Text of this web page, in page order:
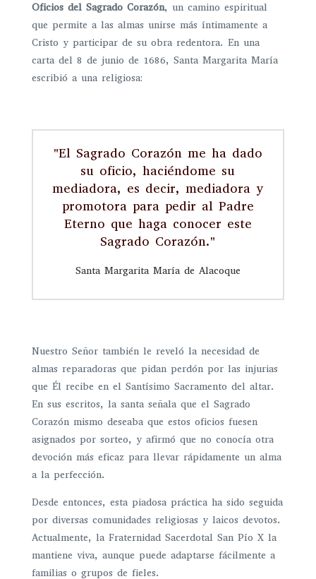
Oficios del Sagrado Corazón, un camino espiritual
que permite a las almas unirse más íntimamente a
Cristo y participar de su obra redentora. En una
carta del 8 de junio de 1686, Santa Margarita María
escribió a una religiosa:
"El Sagrado Corazón me ha dado
su oficio, haciéndome su
mediadora, es decir, mediadora y
promotora para pedir al Padre
Eterno que haga conocer este
Sagrado Corazón."
Santa Margarita María de Alacoque
Nuestro Señor también le reveló la necesidad de
almas reparadoras que pidan perdón por las injurias
que Él recibe en el Santísimo Sacramento del altar.
En sus escritos, la santa señala que el Sagrado
Corazón mismo deseaba que estos oficios fuesen
asignados por sorteo, y afirmó que no conocía otra
devoción más eficaz para llevar rápidamente un alma
a la perfección.
Desde entonces, esta piadosa práctica ha sido seguida
por diversas comunidades religiosas y laicos devotos.
Actualmente, la Fraternidad Sacerdotal San Pío X la
mantiene viva, aunque puede adaptarse fácilmente a
familias o grupos de fieles.